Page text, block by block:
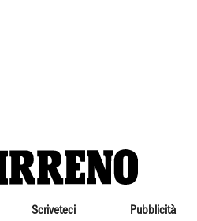
Scriveteci Pubblicità